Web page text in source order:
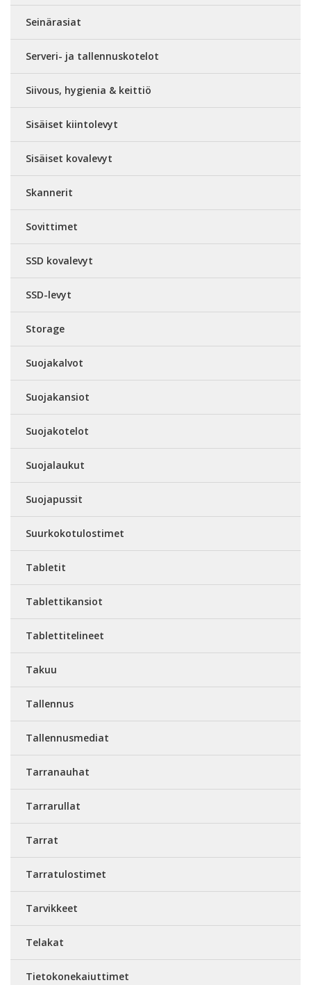
Seinärasiat
Serveri- ja tallennuskotelot
Siivous, hygienia & keittiö
Sisäiset kiintolevyt
Sisäiset kovalevyt
Skannerit
Sovittimet
SSD kovalevyt
SSD-levyt
Storage
Suojakalvot
Suojakansiot
Suojakotelot
Suojalaukut
Suojapussit
Suurkokotulostimet
Tabletit
Tablettikansiot
Tablettitelineet
Takuu
Tallennus
Tallennusmediat
Tarranauhat
Tarrarullat
Tarrat
Tarratulostimet
Tarvikkeet
Telakat
Tietokonekaiuttimet